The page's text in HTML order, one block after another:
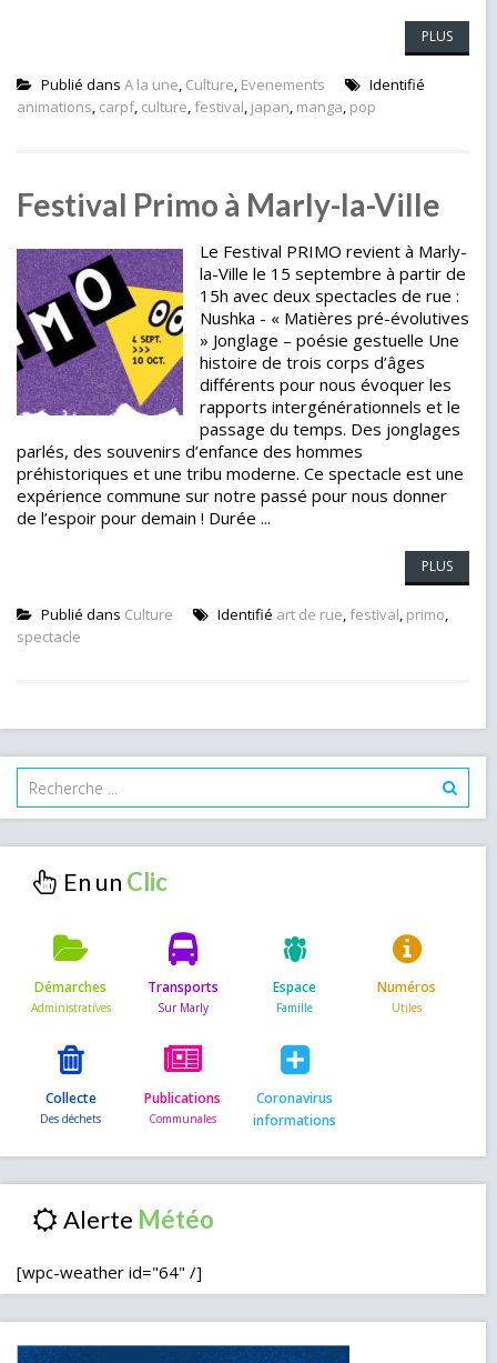
PLUS
Publié dans A la une, Culture, Evenements
Identifié
animations, carpf, culture, festival, japan, manga, pop
Festival Primo à Marly-la-Ville
Le Festival PRIMO revient à Marly-
la-Ville le 15 septembre à partir de
15h avec deux spectacles de rue :
Nushka - « Matières pré-évolutives
» Jonglage – poésie gestuelle Une
histoire de trois corps d’âges
différents pour nous évoquer les
rapports intergénérationnels et le
passage du temps. Des jonglages
parlés, des souvenirs d’enfance des hommes
préhistoriques et une tribu moderne. Ce spectacle est une
expérience commune sur notre passé pour nous donner
de l’espoir pour demain ! Durée ...
PLUS
Publié dans Culture Identifié art de rue, festival, primo,
spectacle
En un
Démarches Transports Espace Numéros
Collecte Publications
Coronavirus
informations
Alerte
[wpc-weather id="64" /]